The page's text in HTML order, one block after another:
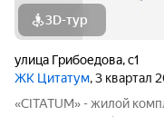
3D-тур
улица Грибоедова,с1
ЖК Цитатум, 3 квартал
«CITATUM» - жилой